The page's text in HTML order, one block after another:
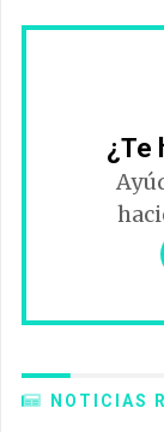
¿Te
NOTICIAS